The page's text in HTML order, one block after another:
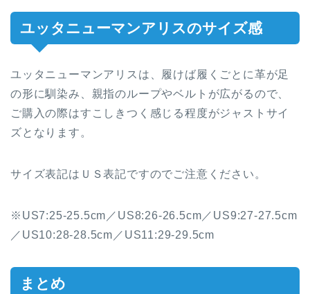
ユッタニューマンアリスのサイズ感
ユッタニューマンアリスは、履けば履くごとに革が足
の形に馴染み、親指のループやベルトが広がるので、
ご購入の際はすこしきつく感じる程度がジャストサイ
ズとなります。
サイズ表記はＵＳ表記ですのでご注意ください。
※US7:25-25.5cm／US8:26-26.5cm／US9:27-27.5cm
／US10:28-28.5cm／US11:29-29.5cm
まとめ